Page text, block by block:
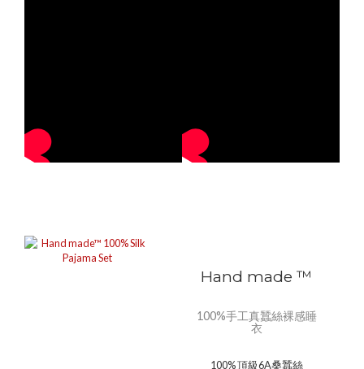
Hand made ™
100%手工真蠶絲裸感睡
衣
100% 頂級6A桑蠶絲